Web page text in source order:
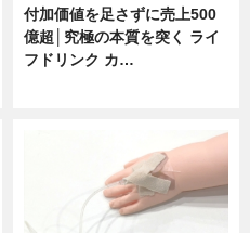
付加価値を足さずに売上500
億超│究極の本質を突く ライ
フドリンク カ…